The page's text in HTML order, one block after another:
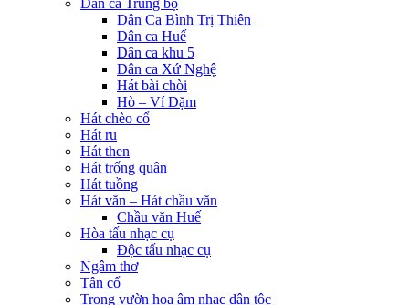
Dân ca Trung bộ
Dân Ca Bình Trị Thiên
Dân ca Huế
Dân ca khu 5
Dân ca Xứ Nghệ
Hát bài chòi
Hò – Ví Dặm
Hát chèo cổ
Hát ru
Hát then
Hát trống quân
Hát tuồng
Hát văn – Hát chầu văn
Chầu văn Huế
Hòa tấu nhạc cụ
Độc tấu nhạc cụ
Ngâm thơ
Tân cổ
Trong vườn hoa âm nhạc dân tộc